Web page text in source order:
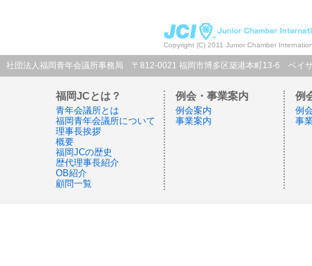
Copyright (C) 2011 Junior Chamber
社団法人福岡青年会議所事務局 〒812-0021 福岡市博多区築港本町13-6 ベ
福岡JCとは？
青年会議所とは
福岡青年会議所について
理事長挨拶
概要
福岡JCの歴史
歴代理事長紹介
OB紹介
顧問一覧
例会・事業案内
例会案内
事業案内
例
例
事